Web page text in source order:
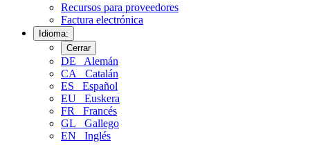
Recursos para proveedores
Factura electrónica
Idioma:
Cerrar
DE
Alemán
CA
Catalán
ES
Español
EU
Euskera
FR
Francés
GL
Gallego
EN
Inglés